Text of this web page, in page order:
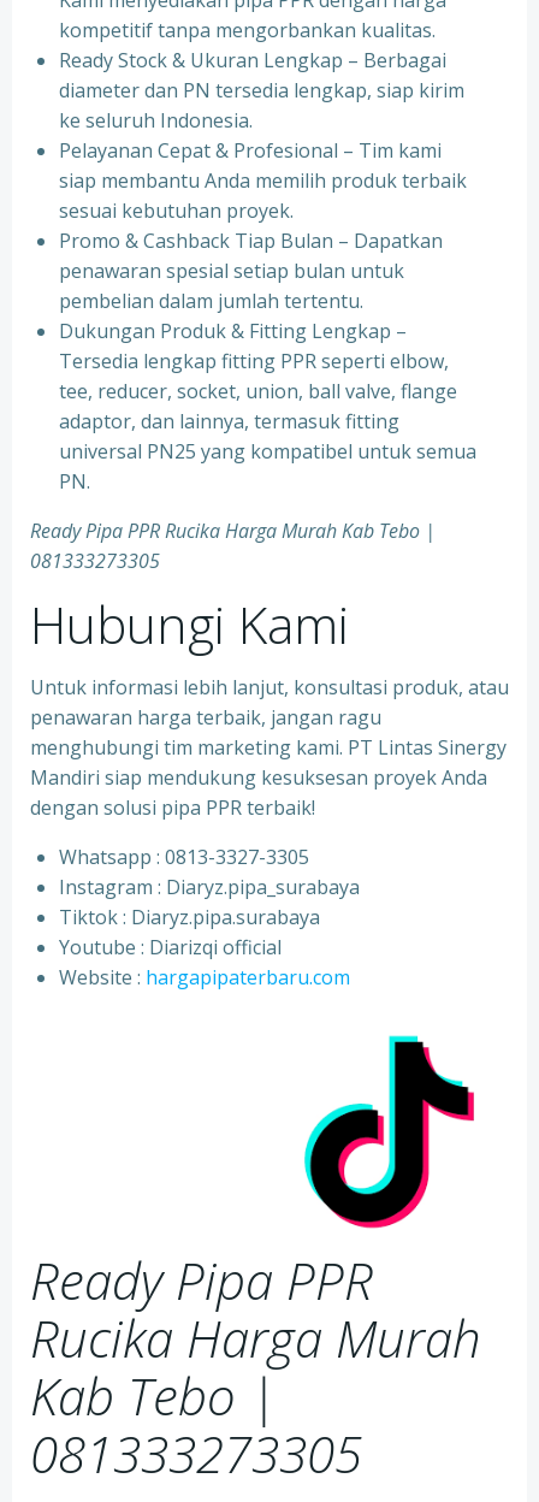
kompetitif tanpa mengorbankan kualitas.
⁠Ready Stock & Ukuran Lengkap – Berbagai
diameter dan PN tersedia lengkap, siap kirim
ke seluruh Indonesia.
⁠Pelayanan Cepat & Profesional – Tim kami
siap membantu Anda memilih produk terbaik
sesuai kebutuhan proyek.
⁠Promo & Cashback Tiap Bulan – Dapatkan
penawaran spesial setiap bulan untuk
pembelian dalam jumlah tertentu.
⁠Dukungan Produk & Fitting Lengkap –
Tersedia lengkap fitting PPR seperti elbow,
tee, reducer, socket, union, ball valve, flange
adaptor, dan lainnya, termasuk fitting
universal PN25 yang kompatibel untuk semua
PN.
Ready Pipa PPR Rucika Harga Murah Kab Tebo |
081333273305
Hubungi Kami
Untuk informasi lebih lanjut, konsultasi produk, atau
penawaran harga terbaik, jangan ragu
menghubungi tim marketing kami. PT Lintas Sinergy
Mandiri siap mendukung kesuksesan proyek Anda
dengan solusi pipa PPR terbaik!
Whatsapp : 0813-3327-3305
⁠Instagram : Diaryz.pipa_surabaya
⁠Tiktok : Diaryz.pipa.surabaya
⁠Youtube : Diarizqi official
⁠Website : hargapipaterbaru.com
Ready Pipa PPR
Rucika Harga Murah
Kab Tebo |
081333273305